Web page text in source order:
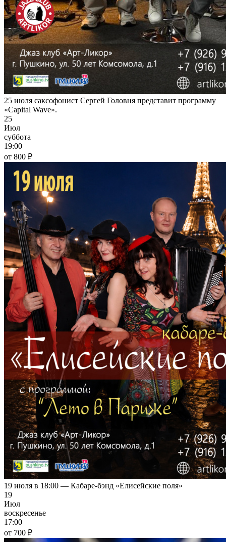
25 июля саксофонист Сергей Головня представит программу
«Capital Wave».
25
Июл
суббота
19:00
от 800 ₽
19 июля в 18:00 — Кабаре-бэнд «Елисейские поля»
19
Июл
воскресенье
17:00
от 700 ₽